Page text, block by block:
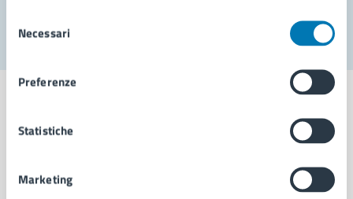
delNecessari
Preferenze
Statistiche
Marketing